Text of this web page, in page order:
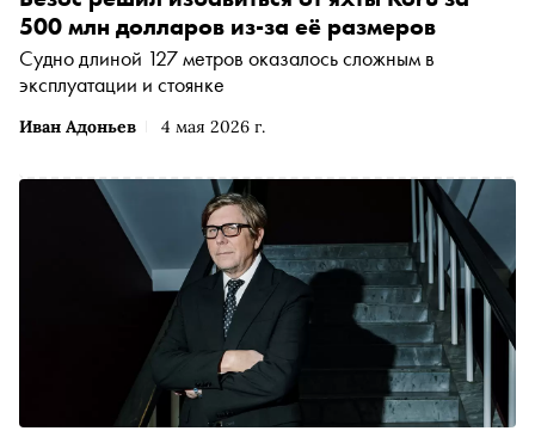
Иван Адоньев 4 мая 2026 г.
500 млн долларов из-за её размеров
Судно длиной 127 метров оказалось сложным в
эксплуатации и стоянке